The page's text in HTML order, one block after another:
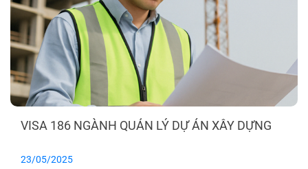
VISA 186 NGÀNH QUẢN LÝ DỰ ÁN XÂY DỰNG
23/05/2025